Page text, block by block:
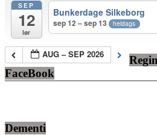
SEP
12
lør
Bunkerdage Silkeborg
sep 12 – sep 13 heldags
AUG – SEP 2026
FaceBook
Dementi